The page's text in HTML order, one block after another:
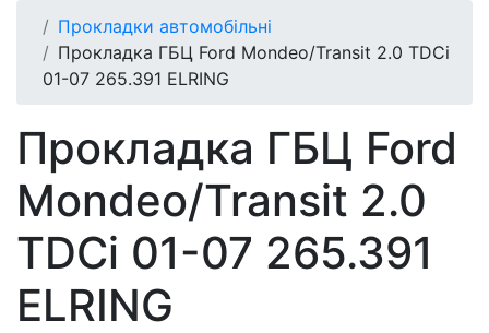
Прокладки автомобільні
Прокладка ГБЦ Ford Mondeo/Transit 2.0 TDCi
01-07 265.391 ELRING
Прокладка ГБЦ Ford
Mondeo/Transit 2.0
TDCi 01-07 265.391
ELRING